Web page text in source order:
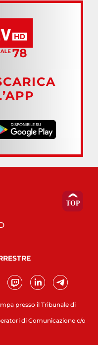
presso il Tribunale di
di Comunicazione c/o